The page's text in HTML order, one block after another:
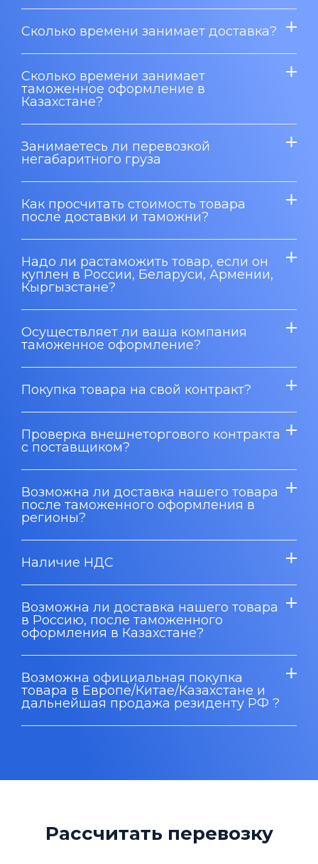
Сколько времени занимает доставка?
Сколько времени занимает
таможенное оформление в
Казахстане?
Занимаетесь ли перевозкой
негабаритного груза
Как просчитать стоимость товара
после доставки и таможни?
Надо ли растаможить товар, если он
куплен в России, Беларуси, Армении,
Кыргызстане?
Осуществляет ли ваша компания
таможенное оформление?
Покупка товара на свой контракт?
Проверка внешнеторгового контракта
с поставщиком?
Возможна ли доставка нашего товара
после таможенного оформления в
регионы?
Наличие НДС
Возможна ли доставка нашего товара
в Россию, после таможенного
оформления в Казахстане?
Возможна официальная покупка
товара в Европе/Китае/Казахстане и
дальнейшая продажа резиденту РФ ?
Рассчитать перевозку